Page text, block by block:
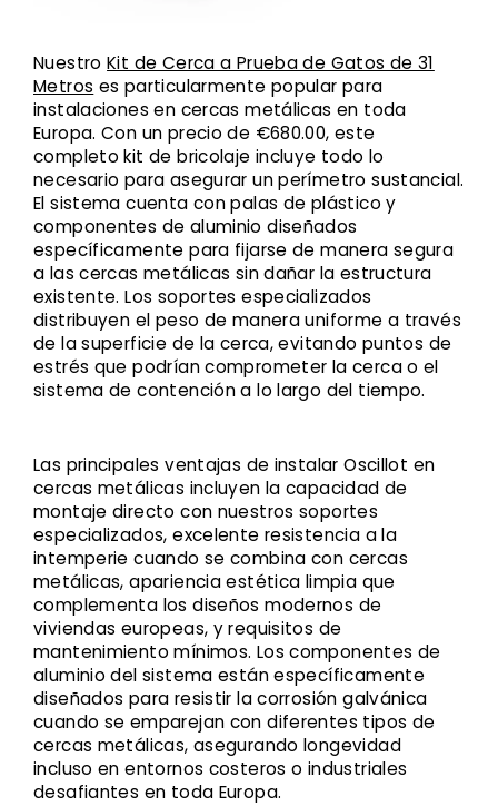
NuestroKit de Cerca a Prueba de Gatos de 31
Metros es particularmente popular para
instalaciones en cercas metálicas en toda
Europa. Con un precio de €680.00, este
completo kit de bricolaje incluye todo lo
necesario para asegurar un perímetro sustancial.
El sistema cuenta con palas de plástico y
componentes de aluminio diseñados
específicamente para fijarse de manera segura
a las cercas metálicas sin dañar la estructura
existente. Los soportes especializados
distribuyen el peso de manera uniforme a través
de la superficie de la cerca, evitando puntos de
estrés que podrían comprometer la cerca o el
sistema de contención a lo largo del tiempo.
Las principales ventajas de instalar Oscillot en
cercas metálicas incluyen la capacidad de
montaje directo con nuestros soportes
especializados, excelente resistencia a la
intemperie cuando se combina con cercas
metálicas, apariencia estética limpia que
complementa los diseños modernos de
viviendas europeas, y requisitos de
mantenimiento mínimos. Los componentes de
aluminio del sistema están específicamente
diseñados para resistir la corrosión galvánica
cuando se emparejan con diferentes tipos de
cercas metálicas, asegurando longevidad
incluso en entornos costeros o industriales
desafiantes en toda Europa.